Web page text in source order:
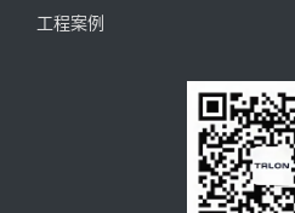
工程案例